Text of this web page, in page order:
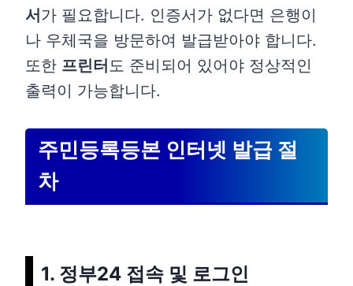
서가 필요합니다. 인증서가 없다면 은행이
나 우체국을 방문하여 발급받아야 합니다.
또한 프린터도 준비되어 있어야 정상적인
출력이 가능합니다.
주민등록등본 인터넷 발급 절
차
1. 정부24 접속 및 로그인